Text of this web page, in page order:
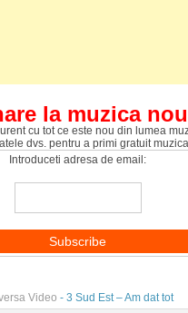
la muzica
cu tot ce este nou din lumea
dvs. pentru a primi gratuit
Introduceti adresa de email:
Video - 3 Sud Est – Am dat tot